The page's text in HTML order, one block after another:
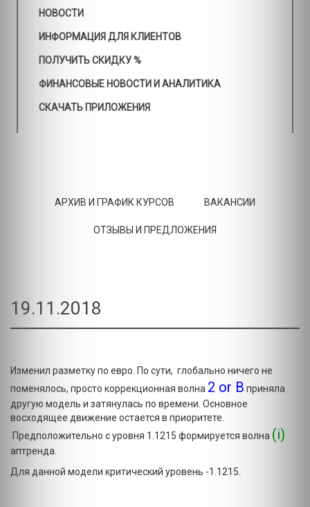
НОВОСТИ
ИНФОРМАЦИЯ ДЛЯ КЛИЕНТОВ
ПОЛУЧИТЬ СКИДКУ %
ФИНАНСОВЫЕ НОВОСТИ И АНАЛИТИКА
СКАЧАТЬ ПРИЛОЖЕНИЯ
АРХИВ И ГРАФИК КУРСОВ ВАКАНСИИ
ОТЗЫВЫ И ПРЕДЛОЖЕНИЯ
19.11.2018
Изменил разметку по евро. По сути, глобально ничего не
поменялось, просто коррекционная волна 2 or B приняла
другую модель и затянулась по времени. Основное
восходящее движение остается в приоритете.
Предположительно с уровня 1.1215 формируется волна (i)
аптренда.
Для данной модели критический уровень -1.1215.